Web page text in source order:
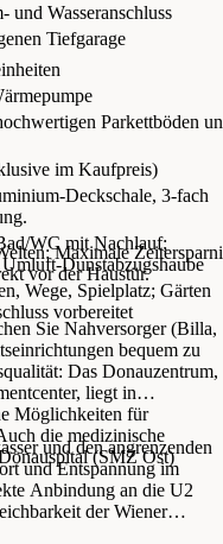
und Wasseranschluss
Tiefgarage
Parkettböden
im Kaufpreis)
3‑fach
WC mit Nachlauf;
Wege, Spielplatz; Gärten
vorbereitet
Maximale
vor der Haustür.
Sie Nahversorger (Billa,
bequem zu
Das Donauzentrum,
liegt in
Möglichkeiten für
die medizinische
(SMZ Ost)
und den angrenzenden
und Entspannung im
Anbindung an die U2
der Wiener